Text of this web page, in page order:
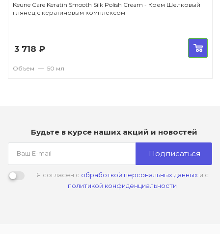
Keune Care Keratin Smooth Silk Polish Cream - Крем Шелковый
глянец с кератиновым комплексом
3 718 ₽
Объем — 50 мл
Будьте в курсе наших акций и новостей
Подписаться
Я согласен с обработкой персональных данныхи с
политикой конфиденциальности